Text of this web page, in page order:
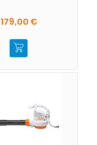
179,00 €